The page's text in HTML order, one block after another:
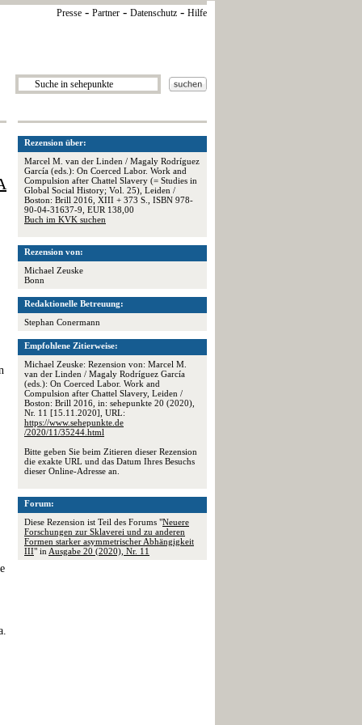
Presse - Partner - Datenschutz - Hilfe
Rezension über:
Marcel M. van der Linden / Magaly Rodríguez
García (eds.): On Coerced Labor. Work and
Compulsion after Chattel Slavery (= Studies in
Global Social History; Vol. 25), Leiden /
Boston: Brill 2016, XIII + 373 S., ISBN 978-
90-04-31637-9, EUR 138,00
Buch im KVK suchen
Rezension von:
Michael Zeuske
Bonn
Redaktionelle Betreuung:
Stephan Conermann
Empfohlene Zitierweise:
Michael Zeuske: Rezension von: Marcel M.
van der Linden / Magaly Rodríguez García
(eds.): On Coerced Labor. Work and
Compulsion after Chattel Slavery, Leiden /
Boston: Brill 2016, in: sehepunkte 20 (2020),
Nr. 11 [15.11.2020], URL:
https://www.sehepunkte.de
/2020/11/35244.html
Bitte geben Sie beim Zitieren dieser Rezension
die exakte URL und das Datum Ihres Besuchs
dieser Online-Adresse an.
Forum:
Diese Rezension ist Teil des Forums "Neuere
Forschungen zur Sklaverei und zu anderen
Formen starker asymmetrischer Abhängigkeit
III" in Ausgabe 20 (2020), Nr. 11